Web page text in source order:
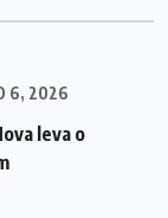
6, 2026
leva o